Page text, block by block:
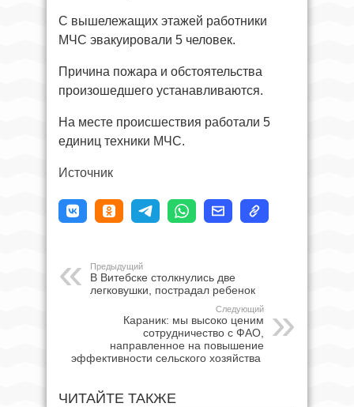
С вышележащих этажей работники
МЧС эвакуировали 5 человек.
Причина пожара и обстоятельства
произошедшего устанавливаются.
На месте происшествия работали 5
единиц техники МЧС.
Источник
Предыдущий
В Витебске столкнулись две
легковушки, пострадал ребенок
Следующий
Караник: мы высоко ценим
сотрудничество с ФАО,
направленное на повышение
эффективности сельского хозяйства
ЧИТАЙТЕ ТАКЖЕ